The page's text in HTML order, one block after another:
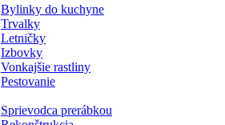
Bylinky do kuchyne
Trvalky
Letničky
Izbovky
Vonkajšie rastliny
Pestovanie
Sprievodca prerábkou